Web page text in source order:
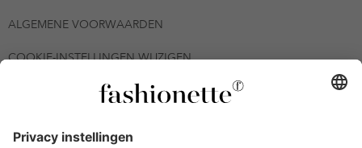
ALGEMENE VOORWAARDEN
COOKIE-INSTELLINGEN WIJZIGEN
© 2026 - fashionette Plattform GmbH
*De kortingsbon is tot en met 12-08-2026 meerdere keren